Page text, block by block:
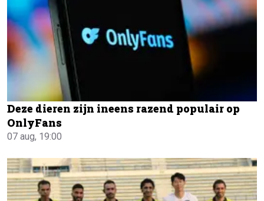
Deze dieren zijn ineens razend populair op
OnlyFans
07 aug, 19:00